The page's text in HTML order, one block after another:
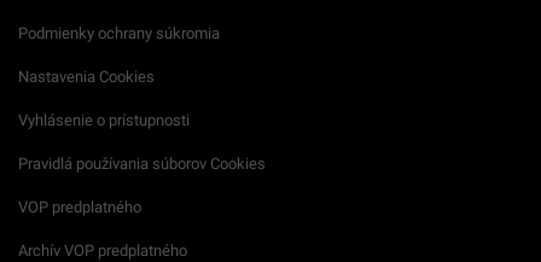
Podmienky ochrany súkromia
Nastavenia Cookies
Vyhlásenie o prístupnosti
Pravidlá používania súborov Cookies
VOP predplatného
Archív VOP predplatného